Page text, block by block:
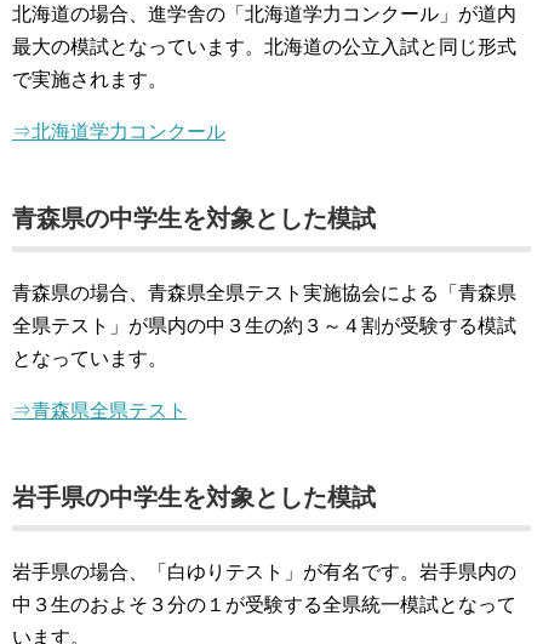
北海道の場合、進学舎の「北海道学力コンクール」が道内
最大の模試となっています。北海道の公立入試と同じ形式
で実施されます。
⇒北海道学力コンクール
青森県の中学生を対象とした模試
青森県の場合、青森県全県テスト実施協会による「青森県
全県テスト」が県内の中３生の約３～４割が受験する模試
となっています。
⇒青森県全県テスト
岩手県の中学生を対象とした模試
岩手県の場合、「白ゆりテスト」が有名です。岩手県内の
中３生のおよそ３分の１が受験する全県統一模試となって
います。